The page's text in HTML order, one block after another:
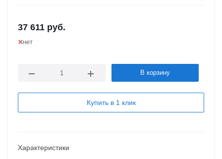
37 611 руб.
нет
В корзину
Купить в 1 клик
Характеристики